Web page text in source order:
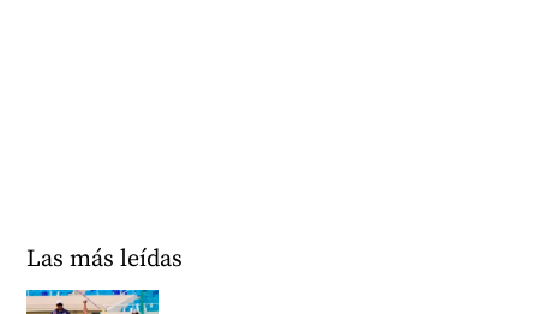
Las más leídas